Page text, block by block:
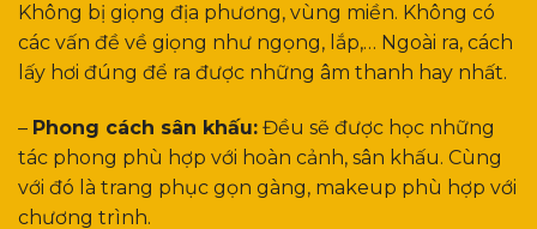
Không bị giọng địa phương, vùng miền. Không có
các vấn đề về giọng như ngọng, lắp,… Ngoài ra, cách
lấy hơi đúng để ra được những âm thanh hay nhất.
– Phong cách sân khấu: Đều sẽ được học những
tác phong phù hợp với hoàn cảnh, sân khấu. Cùng
với đó là trang phục gọn gàng, makeup phù hợp với
chương trình.